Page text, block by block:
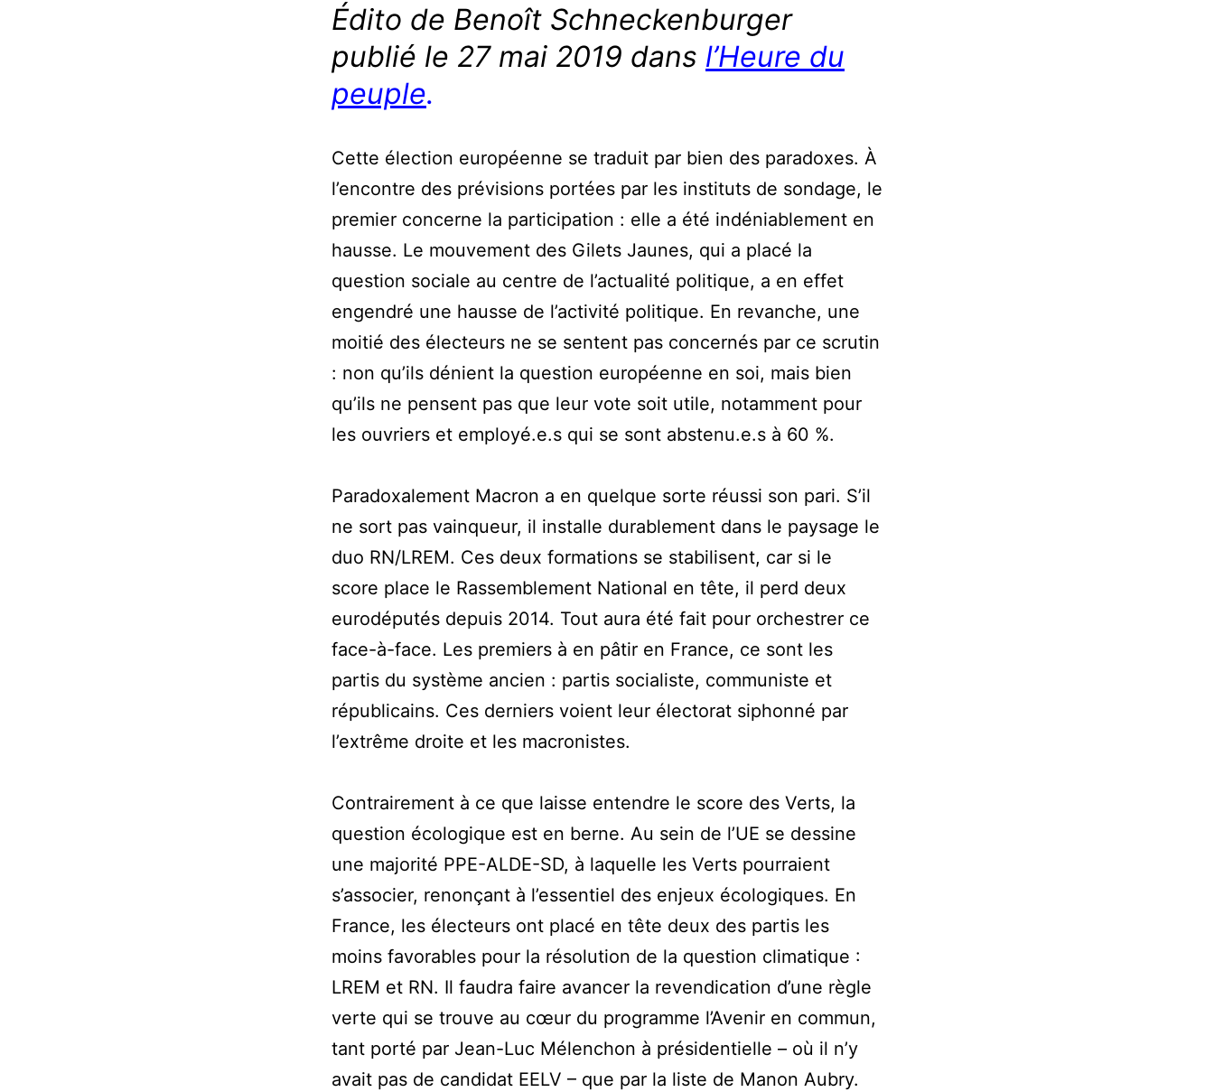
Édito de Benoît Schneckenburger
publié le 27 mai 2019 dans l’Heure du
peuple.
Cette élection européenne se traduit par bien des paradoxes. À
l’encontre des prévisions portées par les instituts de sondage, le
premier concerne la participation : elle a été indéniablement en
hausse. Le mouvement des Gilets Jaunes, qui a placé la
question sociale au centre de l’actualité politique, a en effet
engendré une hausse de l’activité politique. En revanche, une
moitié des électeurs ne se sentent pas concernés par ce scrutin
: non qu’ils dénient la question européenne en soi, mais bien
qu’ils ne pensent pas que leur vote soit utile, notamment pour
les ouvriers et employé.e.s qui se sont abstenu.e.s à 60 %.
Paradoxalement Macron a en quelque sorte réussi son pari. S’il
ne sort pas vainqueur, il installe durablement dans le paysage le
duo RN/LREM. Ces deux formations se stabilisent, car si le
score place le Rassemblement National en tête, il perd deux
eurodéputés depuis 2014. Tout aura été fait pour orchestrer ce
face-à-face. Les premiers à en pâtir en France, ce sont les
partis du système ancien : partis socialiste, communiste et
républicains. Ces derniers voient leur électorat siphonné par
l’extrême droite et les macronistes.
Contrairement à ce que laisse entendre le score des Verts, la
question écologique est en berne. Au sein de l’UE se dessine
une majorité PPE-ALDE-SD, à laquelle les Verts pourraient
s’associer, renonçant à l’essentiel des enjeux écologiques. En
France, les électeurs ont placé en tête deux des partis les
moins favorables pour la résolution de la question climatique :
LREM et RN. Il faudra faire avancer la revendication d’une règle
verte qui se trouve au cœur du programme l’Avenir en commun,
tant porté par Jean-Luc Mélenchon à présidentielle – où il n’y
avait pas de candidat EELV – que par la liste de Manon Aubry.